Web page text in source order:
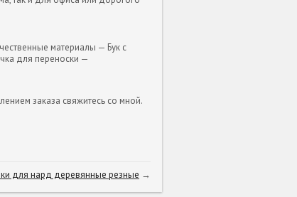
материалы — Бук с
для переноски —
заказа свяжитесь со мной.
для нард деревянные резные →